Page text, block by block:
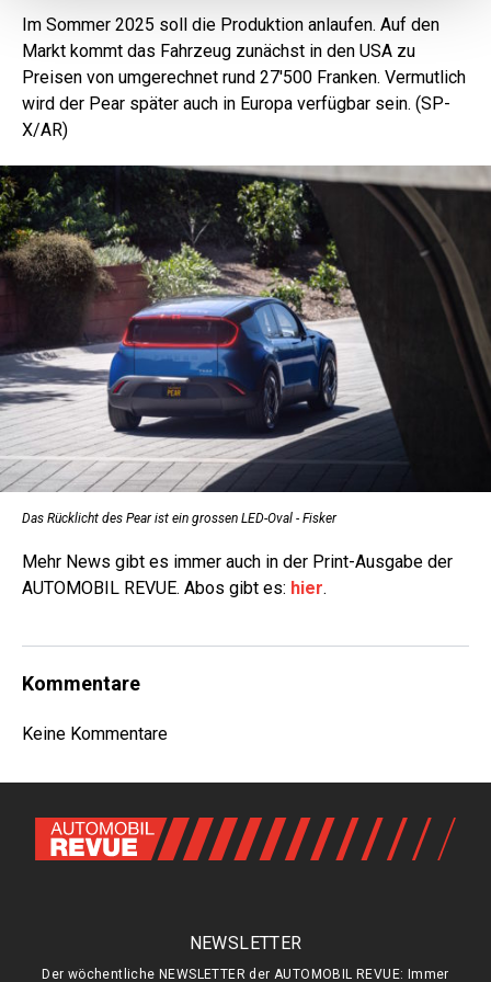
Im Sommer 2025 soll die Produktion anlaufen. Auf den
Markt kommt das Fahrzeug zunächst in den USA zu
Preisen von umgerechnet rund 27'500 Franken. Vermutlich
wird der Pear später auch in Europa verfügbar sein. (SP-
X/AR)
Das Rücklicht des Pear ist ein grossen LED-Oval - Fisker
Mehr News gibt es immer auch in der Print-Ausgabe der
AUTOMOBIL REVUE. Abos gibt es: hier.
Kommentare
Keine Kommentare
NEWSLETTER
Der wöchentliche NEWSLETTER der AUTOMOBIL REVUE: Immer